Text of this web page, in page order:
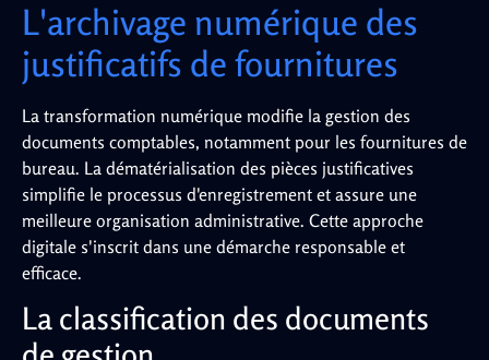
L'archivage numérique des
justificatifs de fournitures
La transformation numérique modifie la gestion des
documents comptables, notamment pour les fournitures de
bureau. La dématérialisation des pièces justificatives
simplifie le processus d'enregistrement et assure une
meilleure organisation administrative. Cette approche
digitale s'inscrit dans une démarche responsable et
efficace.
La classification des documents